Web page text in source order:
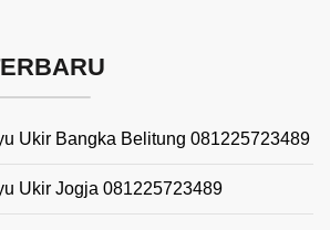
Ukir Bangka Belitung 081225723489
Ukir Jogja 081225723489